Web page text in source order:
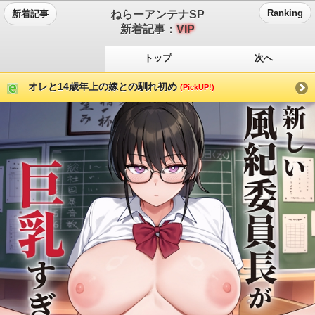
新着記事
ねらーアンテナSP
新着記事：VIP
Ranking
トップ 次へ
オレと14歳年上の嫁との馴れ初め (PickUP!)